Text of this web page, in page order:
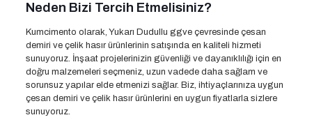
Neden Bizi Tercih Etmelisiniz?
Kumcimento olarak, Yukarı Dudullu ggve çevresinde çesan
demiri ve çelik hasır ürünlerinin satışında en kaliteli hizmeti
sunuyoruz. İnşaat projelerinizin güvenliği ve dayanıklılığı için en
doğru malzemeleri seçmeniz, uzun vadede daha sağlam ve
sorunsuz yapılar elde etmenizi sağlar. Biz, ihtiyaçlarınıza uygun
çesan demiri ve çelik hasır ürünlerini en uygun fiyatlarla sizlere
sunuyoruz.